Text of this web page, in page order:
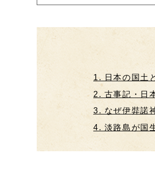
1. 日本の国土
2. 古事記・日
3. なぜ伊弉諾
4. 淡路島が国